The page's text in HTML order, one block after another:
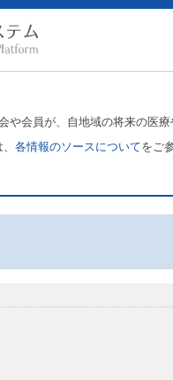
や会員が、自地域の将来の医
、各情報のソースについてをご